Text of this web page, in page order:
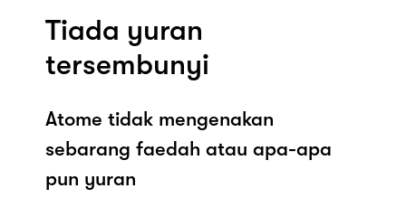
Tiada yuran
tersembunyi
Atome tidak mengenakan
sebarang faedah atau apa-apa
pun yuran